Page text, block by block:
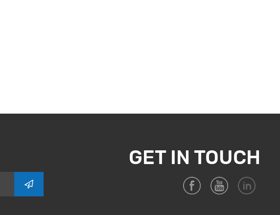
GET IN TOUCH